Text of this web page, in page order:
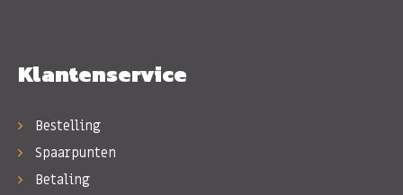
Klantenservice
Bestelling
Spaarpunten
Betaling